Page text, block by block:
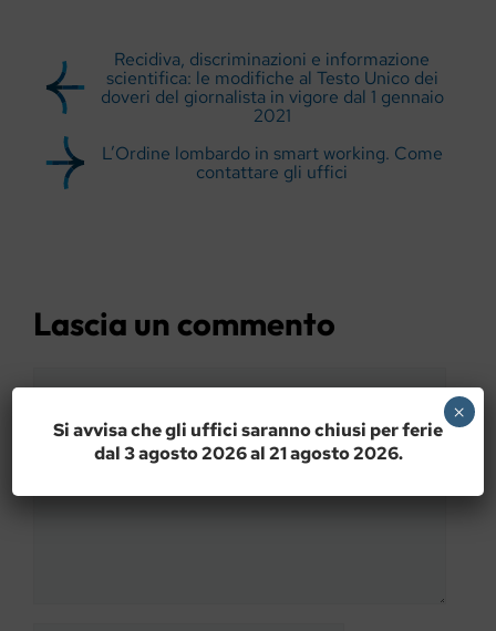
Recidiva, discriminazioni e informazione
scientifica: le modifiche al Testo Unico dei
doveri del giornalista in vigore dal 1 gennaio
2021
L’Ordine lombardo in smart working. Come
contattare gli uffici
Lascia un commento
Si avvisa che gli uffici saranno chiusi per ferie
dal 3 agosto 2026 al 21 agosto 2026.
×